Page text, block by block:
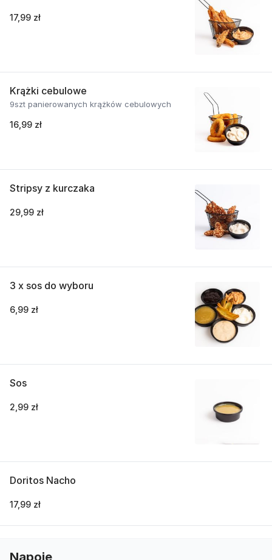
17,99 zł
Krążki cebulowe
9szt panierowanych krążków cebulowych
16,99 zł
Stripsy z kurczaka
29,99 zł
3 x sos do wyboru
6,99 zł
Sos
2,99 zł
Doritos Nacho
17,99 zł
Napoje